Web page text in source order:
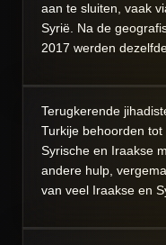
aan te sluiten, vaak
Syrië. Na de
2017 werden
Terugkerende
Turkije behoorden
Syrische en Iraakse
andere hulp,
van veel Iraakse en